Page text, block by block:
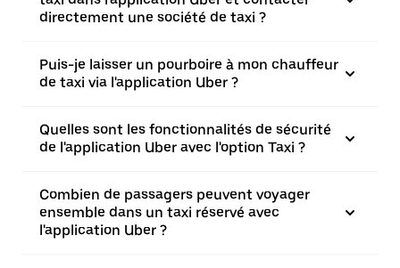
directement une société de taxi ?
Puis-je laisser un pourboire à mon chauffeur
de taxi via l'application Uber ?
Quelles sont les fonctionnalités de sécurité
de l'application Uber avec l'option Taxi ?
Combien de passagers peuvent voyager
ensemble dans un taxi réservé avec
l'application Uber ?